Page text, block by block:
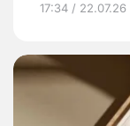
17:34 / 22.07.26